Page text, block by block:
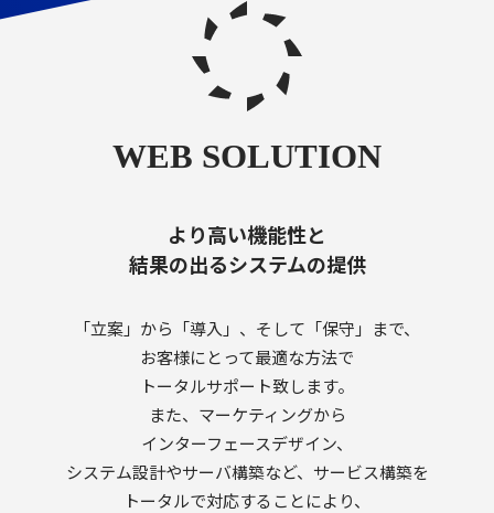
より高い機能性と
結果の出るシステムの提供
「立案」から「導入」、そして「保守」まで、
お客様にとって最適な方法で
トータルサポート致します。
また、マーケティングから
インターフェースデザイン、
システム設計やサーバ構築など、サービス構築を
トータルで対応することにより、